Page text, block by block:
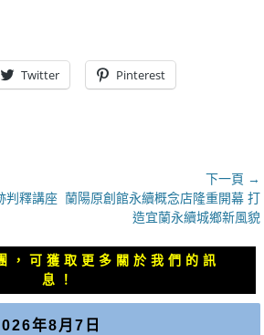
Twitter Pinterest
判釋講座
下一頁 →
下
文
章：
蘭陽原創館永續概念店隆重開幕 打
造宜蘭永續城鄉新風貌
，可獲取更多關於我們的訊
息！
年8月7日